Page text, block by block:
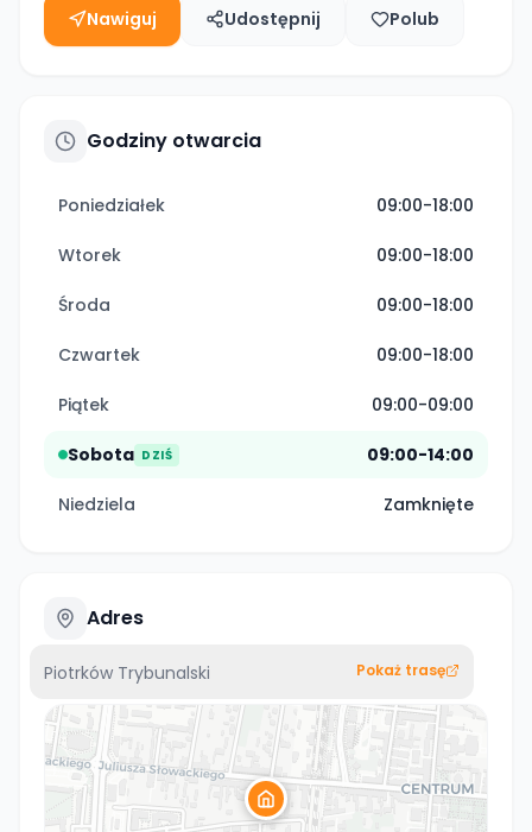
Nawiguj Udostępnij Polub
Godziny otwarcia
Poniedziałek 09:00-18:00
Wtorek 09:00-18:00
Środa 09:00-18:00
Czwartek 09:00-18:00
Piątek 09:00-09:00
Sobota DZIŚ 09:00-14:00
Niedziela Zamknięte
Adres
Piotrków Trybunalski Pokaż trasę